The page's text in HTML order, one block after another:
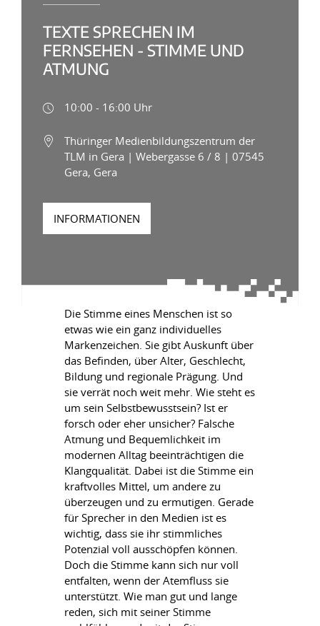
TEXTE SPRECHEN IM
FERNSEHEN - STIMME UND
ATMUNG
10:00 - 16:00 Uhr
Thüringer Medienbildungszentrum der
TLM in Gera | Webergasse 6 / 8 | 07545
Gera, Gera
INFORMATIONEN
Die Stimme eines Menschen ist so
etwas wie ein ganz individuelles
Markenzeichen. Sie gibt Auskunft über
das Befinden, über Alter, Geschlecht,
Bildung und regionale Prägung. Und
sie verrät noch weit mehr. Wie steht es
um sein Selbstbewusstsein? Ist er
forsch oder eher unsicher? Falsche
Atmung und Bequemlichkeit im
modernen Alltag beeinträchtigen die
Klangqualität. Dabei ist die Stimme ein
kraftvolles Mittel, um andere zu
überzeugen und zu ermutigen. Gerade
für Sprecher in den Medien ist es
wichtig, dass sie ihr stimmliches
Potenzial voll ausschöpfen können.
Doch die Stimme kann sich nur voll
entfalten, wenn der Atemfluss sie
unterstützt. Wie man gut und lange
reden, sich mit seiner Stimme